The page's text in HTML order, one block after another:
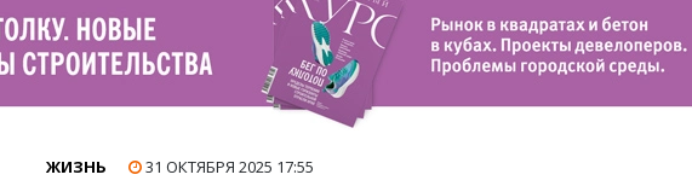
ЖИЗНЬ 31 ОКТЯБРЯ 2025 17:55